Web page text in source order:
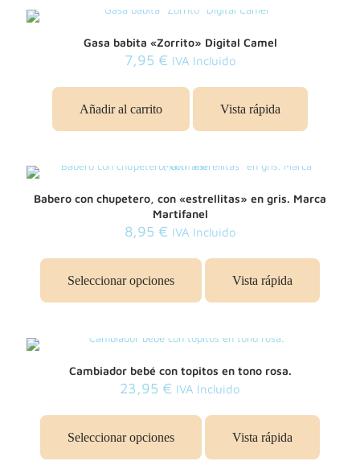
Gasa babita «Zorrito» Digital Camel
7,95 € IVA Incluido
Añadir al carrito Vista rápida
Babero con chupetero, con «estrellitas» en gris. Marca
Martifanel
8,95 € IVA Incluido
Seleccionar opciones Vista rápida
Cambiador bebé con topitos en tono rosa.
23,95 € IVA Incluido
Seleccionar opciones Vista rápida